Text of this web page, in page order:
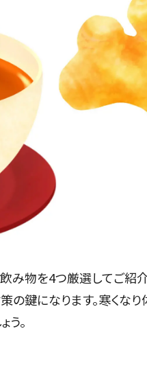
み物を4つ厳選してご紹
鍵になります。寒くな
。